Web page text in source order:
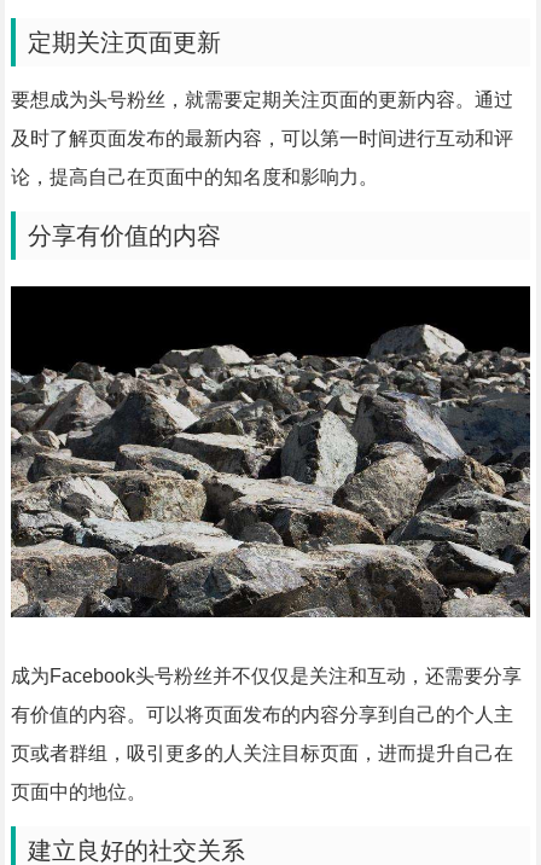
定期关注页面更新
要想成为头号粉丝，就需要定期关注页面的更新内容。通过
及时了解页面发布的最新内容，可以第一时间进行互动和评
论，提高自己在页面中的知名度和影响力。
分享有价值的内容
成为Facebook头号粉丝并不仅仅是关注和互动，还需要分享
有价值的内容。可以将页面发布的内容分享到自己的个人主
页或者群组，吸引更多的人关注目标页面，进而提升自己在
页面中的地位。
建立良好的社交关系